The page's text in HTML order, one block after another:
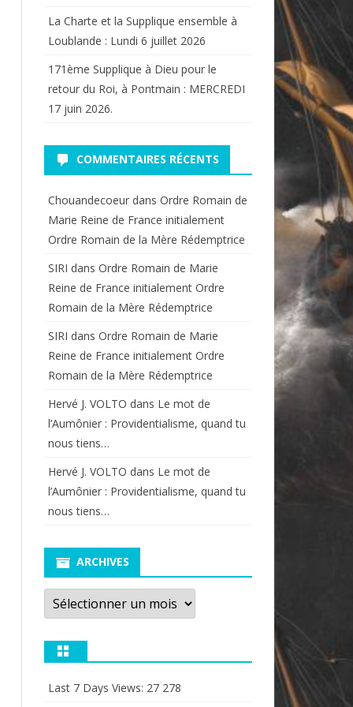
La Charte et la Supplique ensemble à
Loublande : Lundi 6 juillet 2026
171ème Supplique à Dieu pour le
retour du Roi, à Pontmain : MERCREDI
17 juin 2026.
COMMENTAIRES RÉCENTS
Chouandecoeurdans Ordre Romain de
Marie Reine de France initialement
Ordre Romain de la Mère Rédemptrice
SIRI dans Ordre Romain de Marie
Reine de France initialement Ordre
Romain de la Mère Rédemptrice
SIRI dans Ordre Romain de Marie
Reine de France initialement Ordre
Romain de la Mère Rédemptrice
Hervé J. VOLTO dans Le mot de
l’Aumônier : Providentialisme, quand tu
nous tiens…
Hervé J. VOLTO dans Le mot de
l’Aumônier : Providentialisme, quand tu
nous tiens…
ARCHIVES
Archives
Last 7 Days Views: 27 278